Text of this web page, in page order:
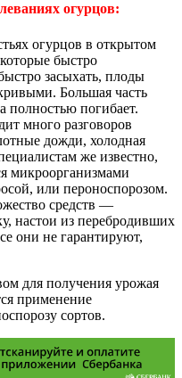
огурцов:
огурцов в открытом
быстро
засыхать, плоды
Большая часть
полностью погибает.
много разговоров
дожди, холодная
же известно,
микроорганизмами
или пероноспорозом.
средств —
настои из перебродивших
они не гарантируют,
для получения урожая
применение
сортов.